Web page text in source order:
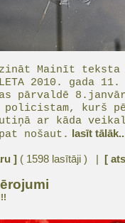
Mainīt teksta
2010. gada
pārvaldē
kurš
ar kāda
nošaut. lasīt
] ( 1598 lasītāji ) | [